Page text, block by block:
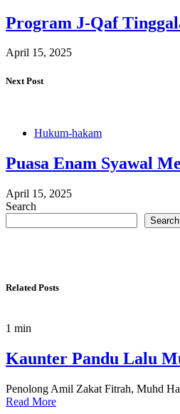
Program J-Qaf
April 15, 2025
Next Post
Hukum-hakam
Puasa Enam Syawal
April 15, 2025
Search
Search
Related Posts
1 min
Kaunter Pandu Lalu
Penolong Amil Zakat Fitrah, Muhd
Read More